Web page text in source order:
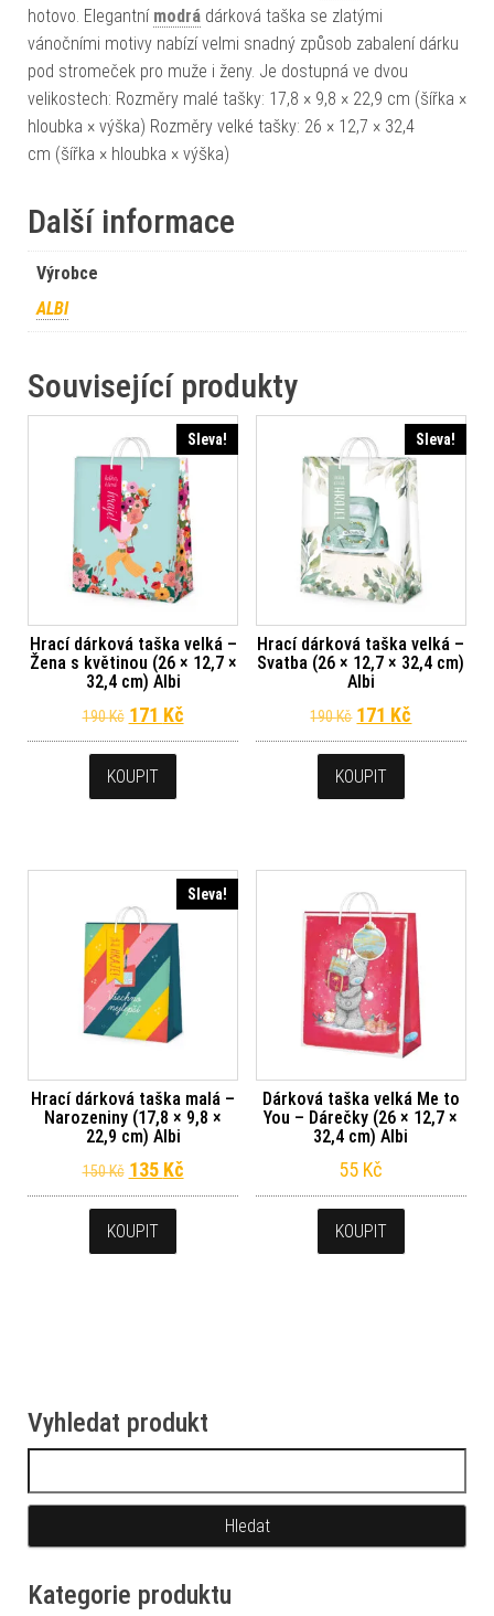
hotovo. Elegantní modrá dárková taška se zlatými
vánočními motivy nabízí velmi snadný způsob zabalení dárku
pod stromeček pro muže i ženy. Je dostupná ve dvou
velikostech: Rozměry malé tašky: 17,8 × 9,8 × 22,9 cm (šířka ×
hloubka × výška) Rozměry velké tašky: 26 × 12,7 × 32,4
cm (šířka × hloubka × výška)
Další informace
Výrobce
ALBI
Související produkty
Sleva!
Hrací dárková taška velká –
Žena s květinou (26 × 12,7 ×
32,4 cm) Albi
190Kč Původní cena byla: 190 Kč.
171 KčAktuální cena je: 171 Kč.
KOUPIT
Sleva!
Hrací dárková taška velká –
Svatba (26 × 12,7 × 32,4 cm)
Albi
190Kč Původní cena
171 Kč
KOUPIT
Sleva!
Hrací dárková taška malá –
Narozeniny (17,8 × 9,8 ×
22,9 cm) Albi
150Kč Původní cena byla: 150 Kč.
135 KčAktuální cena je: 135 Kč.
KOUPIT
Dárková taška velká Me to
You – Dárečky (26 × 12,7 ×
32,4 cm) Albi
55 Kč
KOUPIT
Vyhledat produkt
Kategorie produktu